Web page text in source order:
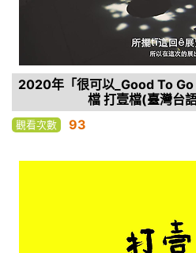
2020年「很可以_Good To
檔 打壹檔(臺灣台
觀看次數 93